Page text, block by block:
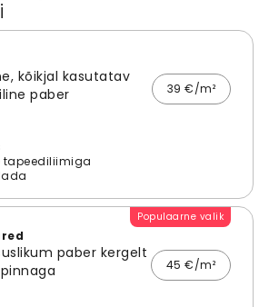
kõikjal kasutatav
paber
39 €/m²
Populaarne valik
paber kergelt
45 €/m²